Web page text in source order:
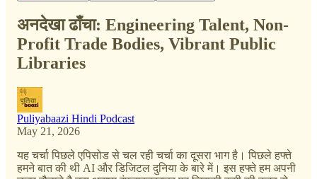
अनदेखा ढाँचा: Engineering Talent, Non-
Profit Trade Bodies, Vibrant Public
Libraries
Puliyabaazi Hindi Podcast
May 21, 2026
यह चर्चा पिछले एपिसोड से चल रही चर्चा का दूसरा भाग है। पिछले हफ्ते
हमने बात की थी AI और डिजिटल दुनिया के बारे में। इस हफ्ते हम अपनी